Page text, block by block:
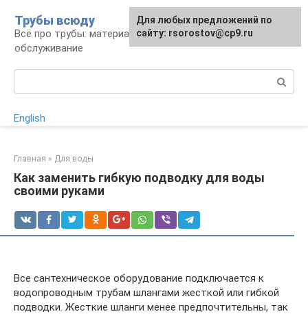
контенту
Трубы всюду
Всё про трубы: материалы, монтаж и
обслуживание
English
Главная » Для воды
Как заменить гибкую подводку для воды
своими руками
Все сантехническое оборудование подключается к
водопроводным трубам шлангами жесткой или гибкой
подводки. Жесткие шланги менее предпочтительны, так
Для любых предложений по
сайту: rsorostov@cp9.ru